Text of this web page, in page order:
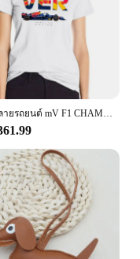
our customers,
in a range
Whether you're a
sets or an
supplier,
makes
it an excellent
that you have aเสื้อยืดลายรถยนต์ mV F1 CHAMPION เสื้อน่ารักเสื้อยืดผู้หญิงแฟชั่นน่ารัก